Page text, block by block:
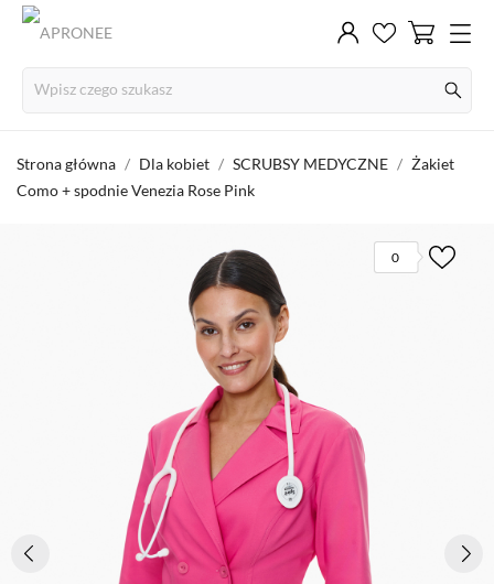
Strona główna Dla kobiet SCRUBSY MEDYCZNE
Żakiet
Como + spodnie Venezia Rose Pink
0